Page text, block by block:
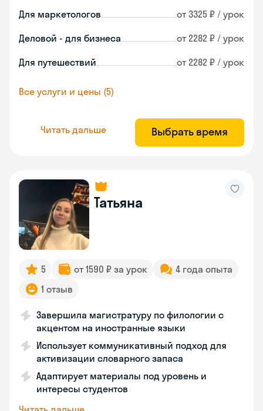
Для маркетологов от 3325 ₽ / урок
Деловой - для бизнеса от 2282 ₽ / урок
Для путешествий от 2282 ₽ / урок
Все услуги и цены (5)
Читать дальше Выбрать время
Татьяна
5 от 1590 ₽ за урок
4 года опыта
1 отзыв
Завершила магистратуру по филологии с
акцентом на иностранные языки
Использует коммуникативный подход для
активизации словарного запаса
Адаптирует материалы под уровень и
интересы студентов